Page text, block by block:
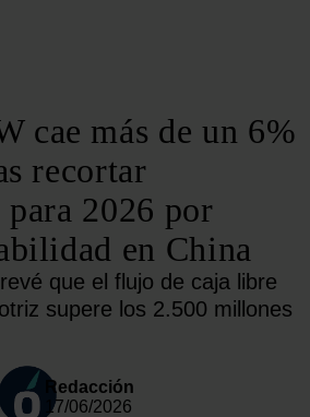
cae más de un 6%
recortar
2026 por
en China
que el flujo de caja libre
supere los 2.500 millones
Redacción
17/06/2026